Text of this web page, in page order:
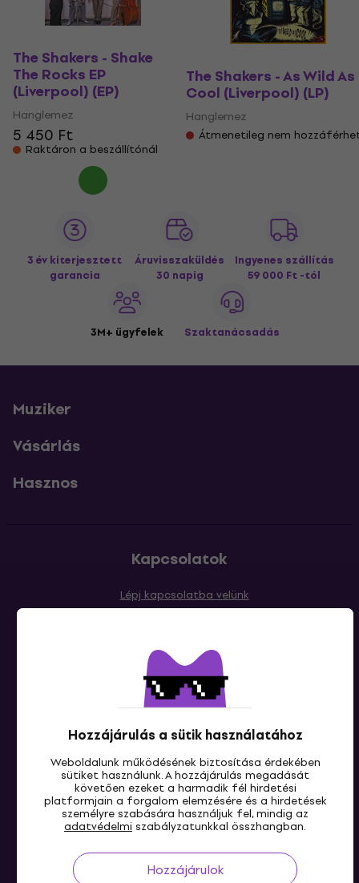
Hozzájárulás a sütik használatához
Weboldalunk működésének biztosítása érdekében
sütiket használunk. A hozzájárulás megadását
követően ezeket a harmadik fél hirdetési
platformjain a forgalom elemzésére és a hirdetések
személyre szabására használjuk fel, mindig az
adatvédelmi szabályzatunkkal összhangban.
Hozzájárulok
The Shakers - Shake
The Rocks EP
(Liverpool) (EP)
Hanglemez
5 450 Ft
Raktáron a beszállítónál
The Shakers - As Wild As
Cool (Liverpool) (LP)
Hanglemez
Átmenetileg nem
3 év kiterjesztett
garancia
Áruvisszaküldés
30 napig
Ingyenes szállítás
59 000 Ft -tól
3M+ ügyfelek Szaktanácsadás
Muziker
Vásárlás
Hasznos
Kapcsolatok
Lépj kapcsolatba velünk